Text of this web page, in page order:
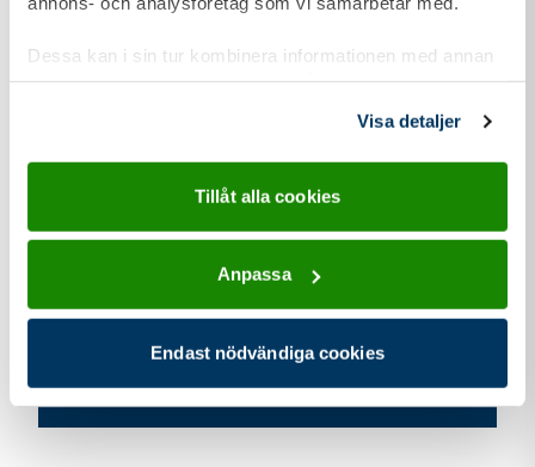
Dessa kan i sin tur kombinera informationen med annan
information som du har tillhandahållit eller som de har
Visa detaljer
Tillåt alla cookies
Anpassa
Endast nödvändiga cookies
adress för Kyrkhults Scoutkår
Vilshultsvägen 3d Källare plan
Kyrkhult
Kontaktkontakt information för Kyrkhults Scoutkår
kyrkhult.scout@gmail.com
Webbplats
kyrkhult.scout.se/